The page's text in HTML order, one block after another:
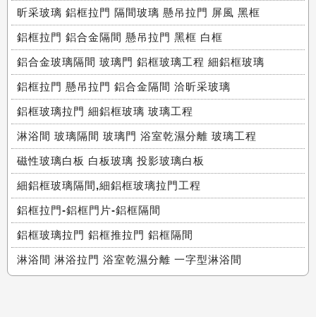
昕采玻璃 鋁框拉門 隔間玻璃 懸吊拉門 屏風 黑框
鋁框拉門 鋁合金隔間 懸吊拉門 黑框 白框
鋁合金玻璃隔間 玻璃門 鋁框玻璃工程 細鋁框玻璃
鋁框拉門 懸吊拉門 鋁合金隔間 洽昕采玻璃
鋁框玻璃拉門 細鋁框玻璃 玻璃工程
淋浴間 玻璃隔間 玻璃門 浴室乾濕分離 玻璃工程
磁性玻璃白板 白板玻璃 投影玻璃白板
細鋁框玻璃隔間,細鋁框玻璃拉門工程
鋁框拉門-鋁框門片-鋁框隔間
鋁框玻璃拉門 鋁框推拉門 鋁框隔間
淋浴間 淋浴拉門 浴室乾濕分離 一字型淋浴間